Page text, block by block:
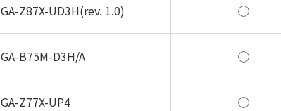
GA-Z87X-UD3H(rev. 1.0) ◯
GA-B75M-D3H/A ◯
GA-Z77X-UP4 ◯